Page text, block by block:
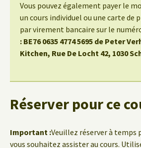
Vous pouvez également payer le
un cours individuel ou une carte de
par virement bancaire sur le
: BE76 0635 4774 5695 de Peter
Kitchen, Rue De Locht 42, 1030
Réserver pour ce
Important :Veuillez réserver à temps
vous souhaitez assister au cours.